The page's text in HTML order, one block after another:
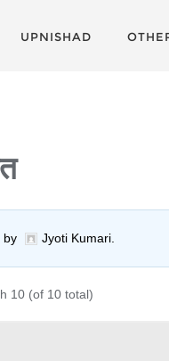
UPNISHAD
by Jyoti Kumari.
10 (of 10 total)